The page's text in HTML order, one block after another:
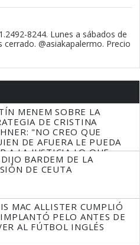
8244. Lunes a sábados de
@asiakapalermo. Precio
MENEM SOBRE LA
DE CRISTINA
"NO CREO QUE
DE AFUERA LE PUEDA
A LA JUSTICIA LO QUE
QUE HACER"
BARDEM DE LA
DE CEUTA
MAC ALLISTER CUMPLIÓ
PELO ANTES DE
AL FÚTBOL INGLÉS